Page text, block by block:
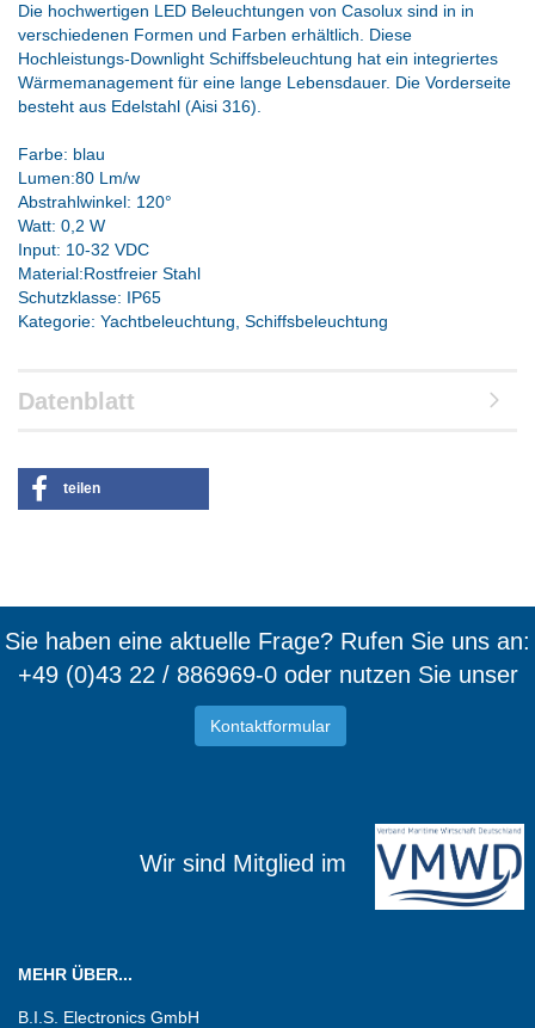
Die hochwertigen LED Beleuchtungen von Casolux sind in in
verschiedenen Formen und Farben erhältlich. Diese
Hochleistungs-Downlight Schiffsbeleuchtung hat ein integriertes
Wärmemanagement für eine lange Lebensdauer. Die Vorderseite
besteht aus Edelstahl (Aisi 316).
Farbe: blau
Lumen:80 Lm/w
Abstrahlwinkel: 120°
Watt: 0,2 W
Input: 10-32 VDC
Material:Rostfreier Stahl
Schutzklasse: IP65
Kategorie: Yachtbeleuchtung, Schiffsbeleuchtung
Datenblatt
teilen
Sie haben eine aktuelle Frage? Rufen Sie uns an:
+49 (0)43 22 / 886969-0 oder nutzen Sie unser
Kontaktformular
Wir sind Mitglied im
MEHR ÜBER...
B.I.S. Electronics GmbH